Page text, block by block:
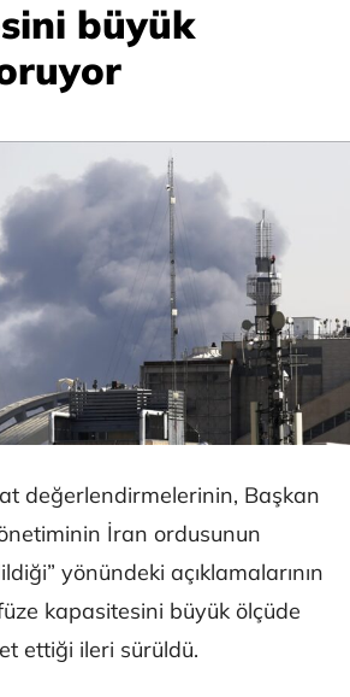
büyük
değerlendirmelerinin, Başkan
İran ordusunun
yönündeki açıklamalarının
kapasitesini büyük ölçüde
ettiği ileri sürüldü.